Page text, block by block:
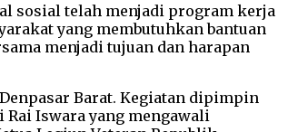
sosial telah menjadi program kerja
yang membutuhkan bantuan
menjadi tujuan dan harapan
Barat. Kegiatan dipimpin
Rai Iswara yang mengawali